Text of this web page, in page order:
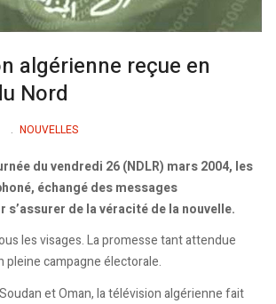
algérienne reçue en
Nord
NOUVELLES
du vendredi 26 (NDLR) mars 2004, les
échangé des messages
de la véracité de la nouvelle.
les visages. La promesse tant attendue
pleine campagne électorale.
et Oman, la télévision algérienne fait